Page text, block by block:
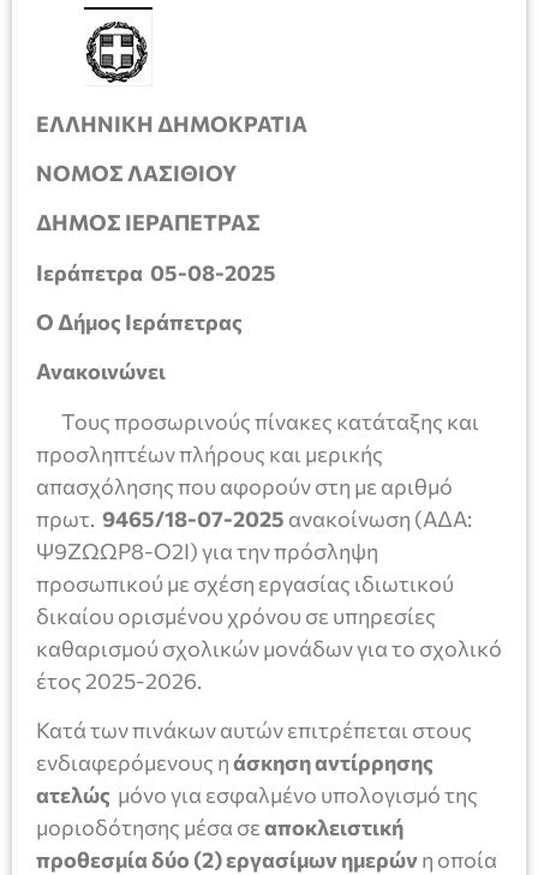
ΕΛΛΗΝΙΚΗ ΔΗΜΟΚΡΑΤΙΑ
ΝΟΜΟΣ ΛΑΣΙΘΙΟΥ
ΔΗΜΟΣ ΙΕΡΑΠΕΤΡΑΣ
Ιεράπετρα 05-08-2025
Ο Δήμος Ιεράπετρας
Ανακοινώνει
Τους προσωρινούς πίνακες κατάταξης και
προσληπτέων πλήρους και μερικής
απασχόλησης που αφορούν στη με αριθμό
πρωτ. 9465/18-07-2025 ανακοίνωση (ΑΔΑ:
Ψ9ΖΩΩΡ8-Ο2Ι) για την πρόσληψη
προσωπικού με σχέση εργασίας ιδιωτικού
δικαίου ορισμένου χρόνου σε υπηρεσίες
καθαρισμού σχολικών μονάδων για το σχολικό
έτος 2025-2026.
Κατά των πινάκων αυτών επιτρέπεται στους
ενδιαφερόμενους ηάσκηση αντίρρησης
ατελώς μόνο για εσφαλμένο υπολογισμό της
μοριοδότησης μέσα σεαποκλειστική
προθεσμία δύο (2) εργασίμων ημερώνη οποία